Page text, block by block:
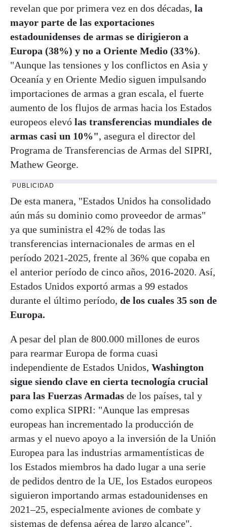
revelan que por primera vez en dos décadas, la
mayor parte de las exportaciones
estadounidenses de armas se dirigieron a
Europa (38%) y no a Oriente Medio (33%).
"Aunque las tensiones y los conflictos en Asia y
Oceanía y en Oriente Medio siguen impulsando
importaciones de armas a gran escala, el fuerte
aumento de los flujos de armas hacia los Estados
europeos elevó las transferencias mundiales de
armas casi un 10%", asegura el director del
Programa de Transferencias de Armas del SIPRI,
Mathew George.
PUBLICIDAD
De esta manera, "Estados Unidos ha consolidado
aún más su dominio como proveedor de armas"
ya que suministra el 42% de todas las
transferencias internacionales de armas en el
período 2021-2025, frente al 36% que copaba en
el anterior período de cinco años, 2016-2020. Así,
Estados Unidos exportó armas a 99 estados
durante el último período, de los cuales 35 son de
Europa.
A pesar del plan de 800.000 millones de euros
para rearmar Europa de forma cuasi
independiente de Estados Unidos, Washington
sigue siendo clave en cierta tecnología crucial
para las Fuerzas Armadas de los países, tal y
como explica SIPRI: "Aunque las empresas
europeas han incrementado la producción de
armas y el nuevo apoyo a la inversión de la Unión
Europea para las industrias armamentísticas de
los Estados miembros ha dado lugar a una serie
de pedidos dentro de la UE, los Estados europeos
siguieron importando armas estadounidenses en
2021–25, especialmente aviones de combate y
sistemas de defensa aérea de largo alcance".